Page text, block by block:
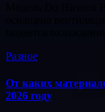
Разное
От каких
2026 году